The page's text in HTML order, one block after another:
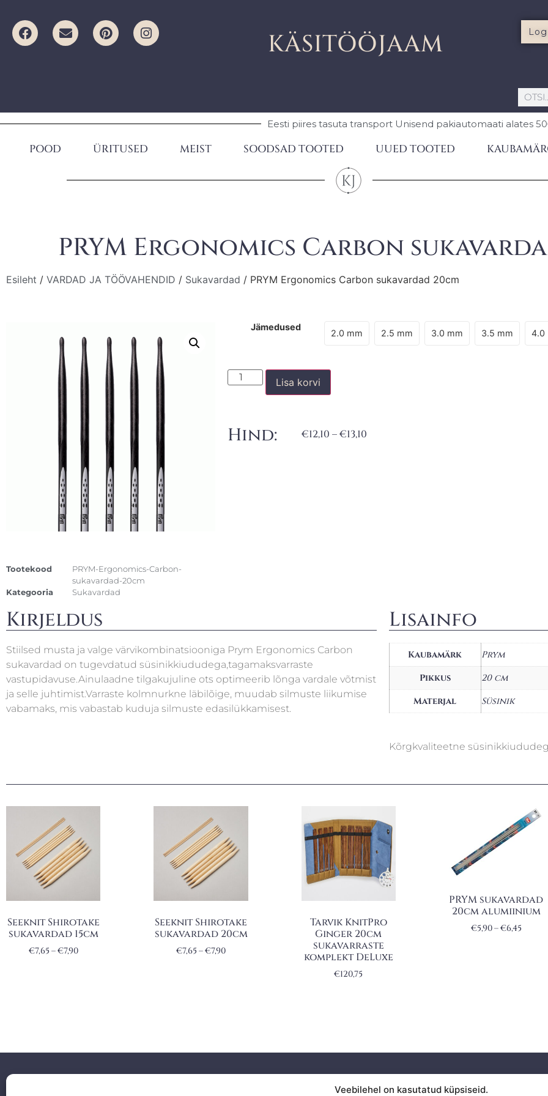
Veebilehel on kasutatud küpsiseid.
KÄSITÖÖJAAM
Eesti piires tasuta transport Unisend pakiautomaati alates
POOD ÜRITUSED MEIST SOODSAD TOOTED UUED TOOTED
PRYM Ergonomics Carbon
Esileht / VARDAD JA TÖÖVAHENDID / Sukavardad / PRYM Ergonomics Carbon sukavardad 20cm
Tootekood
PRYM-Ergonomics-Carbon-
sukavardad-20cm
Kategooria
Sukavardad
Jämedused
2.0 mm 2.5 mm 3.0 mm 3.5 mm 4.0
Lisa korvi
Hind: €12,10 –€13,10
Kirjeldus
Stiilsed musta ja valge värvikombinatsiooniga Prym Ergonomics Carbon
sukavardad on tugevdatud süsinikkiududega,tagamaksvarraste
vastupidavuse.Ainulaadne tilgakujuline ots optimeerib lõnga vardale võtmist
ja selle juhtimist.Varraste kolmnurkne läbilõige, muudab silmuste liikumise
vabamaks, mis vabastab kuduja silmuste edasilükkamisest.
Lisainfo
Kaubamärk
Prym
Pikkus
20 cm
Materjal
Süsinik
Kõrgkvaliteetne
Seeknit Shirotake
sukavardad 15cm
€7,65 –€7,90
Seeknit Shirotake
sukavardad 20cm
€7,65 –€7,90
Tarvik KnitPro
Ginger 20cm
sukavarraste
komplekt DeLuxe
€120,75
PRYM sukavardad
20cm alumiinium
€5,90–€6,45
Facebook Privaatsuspoliitika